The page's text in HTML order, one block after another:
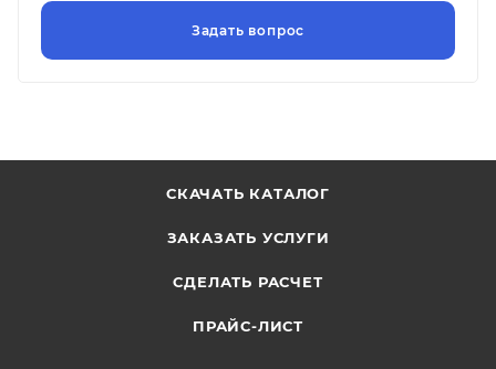
СКАЧАТЬ КАТАЛОГ
ЗАКАЗАТЬ УСЛУГИ
СДЕЛАТЬ РАСЧЕТ
ПРАЙС-ЛИСТ